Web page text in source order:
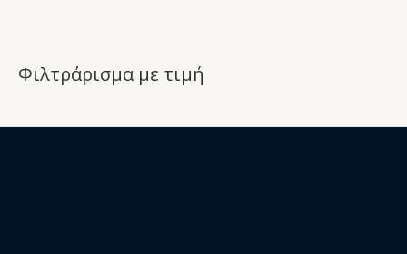
Φιλτράρισμα με τιμή